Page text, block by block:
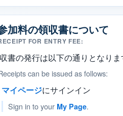
加料の領収書について
FOR ENTRY FEE:
書の発行は以下の通りとなりま
can be issued as follows:
マイページにサインイン
Sign in to your My Page.